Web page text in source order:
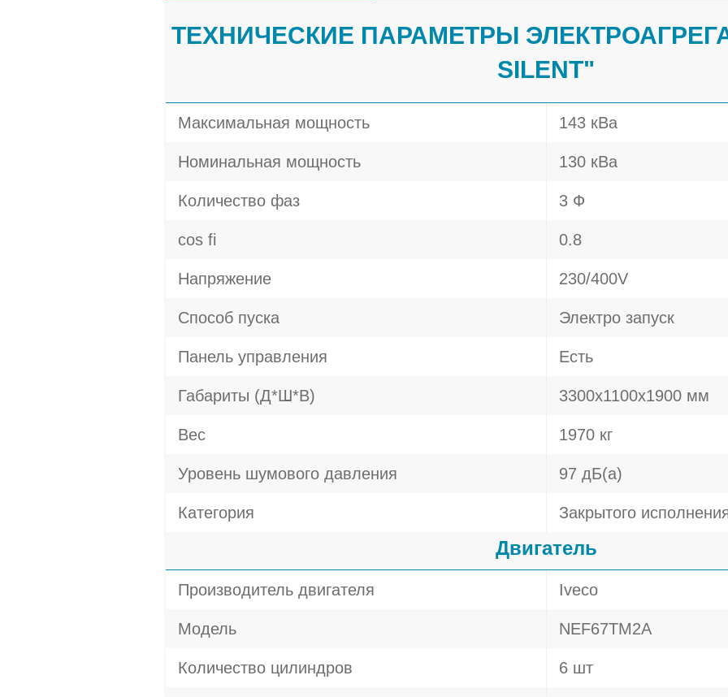
ТЕХНИЧЕСКИЕ ПАРАМЕТРЫ
SILENT"
Максимальная мощность 143 кВа
Номинальная мощность 130 кВа
Количество фаз 3 Ф
cos fi 0.8
Напряжение 230/400V
Способ пуска Электро запуск
Панель управления Есть
Габариты (Д*Ш*В) 3300х1100х1900 мм
Вес 1970 кг
Уровень шумового давления 97 дБ(а)
Категория Закрытого
Двигатель
Производитель двигателя Iveco
Модель NEF67TM2A
Количество цилиндров 6 шт